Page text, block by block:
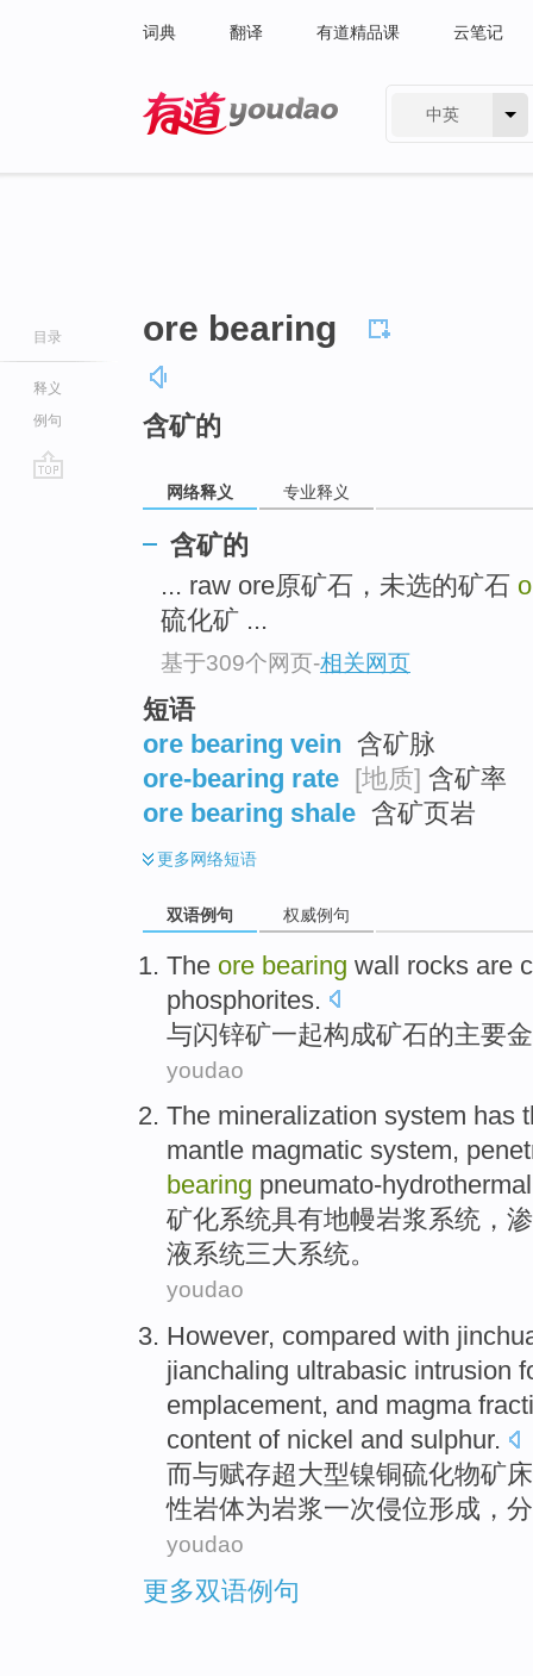
词典 翻译 有道精品课 云笔记
中英
目录
释义
例句
ore bearing
含矿的
网络释义 专业释义
含矿的
... raw ore原矿石，未选的矿石
硫化矿 ...
基于309个网页-相关网页
短语
ore bearing vein 含矿脉
ore-bearing rate [地质] 含矿率
ore bearing shale 含矿页岩
更多网络短语
双语例句 权威例句
The ore bearing wall rocks are
phosphorites.
与闪锌矿一起构成矿石的主要
youdao
The mineralization system has
mantle magmatic system,
bearing pneumato-hydrothermal
矿化系统具有地幔岩浆系统，
液系统三大系统。
youdao
However, compared with
jianchaling ultrabasic intrusion
emplacement, and magma
content of nickel and sulphur.
而与赋存超大型镍铜硫化物矿床
性岩体为岩浆一次侵位形成 ，
youdao
更多双语例句